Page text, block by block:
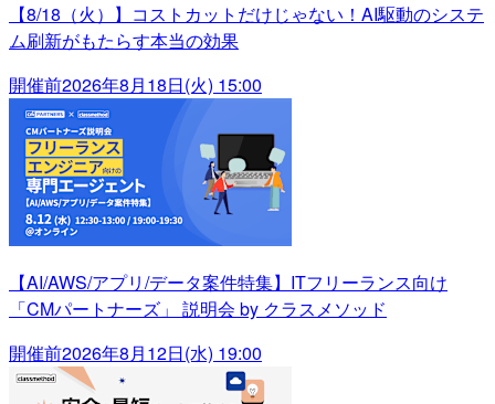
【8/18（火）】コストカットだけじゃない！AI駆動のシステ
ム刷新がもたらす本当の効果
開催前2026年8月18日(火) 15:00
【AI/AWS/アプリ/データ案件特集】ITフリーランス向け
「CMパートナーズ」 説明会 by クラスメソッド
開催前2026年8月12日(水) 19:00